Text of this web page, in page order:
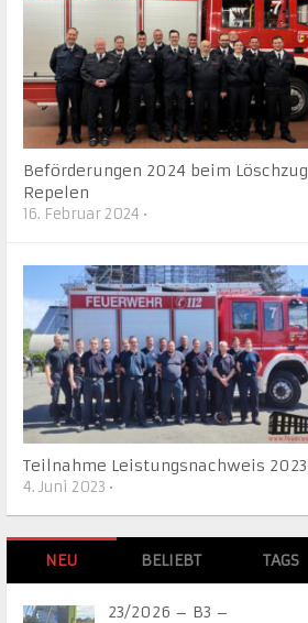
Beförderungen 2024 beim Löschzug
Repelen
16. Februar 2024 •
Teilnahme Leistungsnachweis 2023
4. Juni 2023 •
NEU BELIEBT TAGS
23/2026 – B3 –